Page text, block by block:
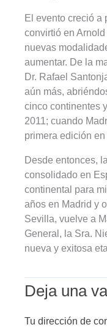
El evento creció a
convirtió en
nuevas
aumentar. De la
Dr. Rafael
aún más,
cinco continentes
2011; cuando
primera edición
Desde entonces,
consolidado en
continental para
años en Madrid y
Sevilla, vuelve a
General, la Sra.
nueva y exitosa
Deja una
Tu dirección de